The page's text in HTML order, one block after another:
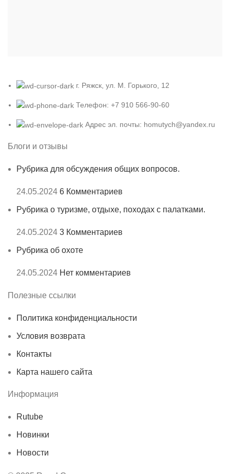
г. Ряжск, ул. М. Горького, 12
Телефон: +7 910 566-90-60
Адрес эл. почты: homutych@yandex.ru
Блоги и отзывы
Рубрика для обсуждения общих вопросов.
24.05.2024 6 Комментариев
Рубрика о туризме, отдыхе, походах с палатками.
24.05.2024 3 Комментариев
Рубрика об охоте
24.05.2024 Нет комментариев
Полезные ссылки
Политика конфиденциальности
Условия возврата
Контакты
Карта нашего сайта
Информация
Rutube
Новинки
Новости